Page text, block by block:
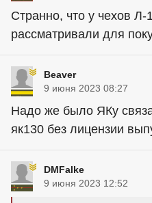
Странно, что у чехов Л-
рассматривали для
Beaver
9 июня 2023 08:27
Надо же было ЯКу
як130 без лицензии
DMFalke
9 июня 2023 12:52